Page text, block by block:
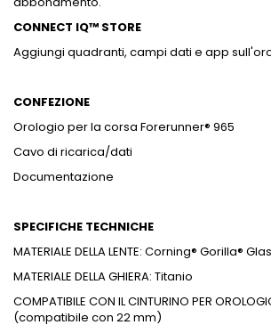
CONNECT IQ™ STORE
Aggiungi quadranti, campi dati e app
CONFEZIONE
Orologio per la corsa Forerunner® 965
Cavo di ricarica/dati
Documentazione
SPECIFICHE TECHNICHE
MATERIALE DELLA LENTE: Corning® Gorilla®
MATERIALE DELLA GHIERA: Titanio
COMPATIBILE CON IL CINTURINO PER
(compatibile con 22 mm)